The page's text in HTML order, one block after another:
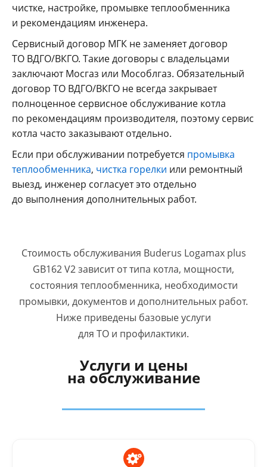
чистке, настройке, промывке теплообменника
и рекомендациям инженера.
Сервисный договор МГК не заменяет договор
ТО ВДГО/ВКГО. Такие договоры с владельцами
заключают Мосгаз или Мособлгаз. Обязательный
договор ТО ВДГО/ВКГО не всегда закрывает
полноценное сервисное обслуживание котла
по рекомендациям производителя, поэтому сервис
котла часто заказывают отдельно.
Если при обслуживании потребуется промывка
теплообменника, чистка горелки или ремонтный
выезд, инженер согласует это отдельно
до выполнения дополнительных работ.
Стоимость обслуживания Buderus Logamax plus
GB162 V2 зависит от типа котла, мощности,
состояния теплообменника, необходимости
промывки, документов и дополнительных работ.
Ниже приведены базовые услуги
для ТО и профилактики.
Услуги и цены
на обслуживание